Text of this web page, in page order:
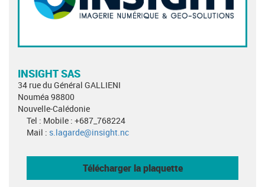
INSIGHT SAS
34 rue du Général GALLIENI
Nouméa 98800
Nouvelle-Calédonie
Tel : Mobile : +687_768224
Mail : s.lagarde@insight.nc
Télécharger la plaquette